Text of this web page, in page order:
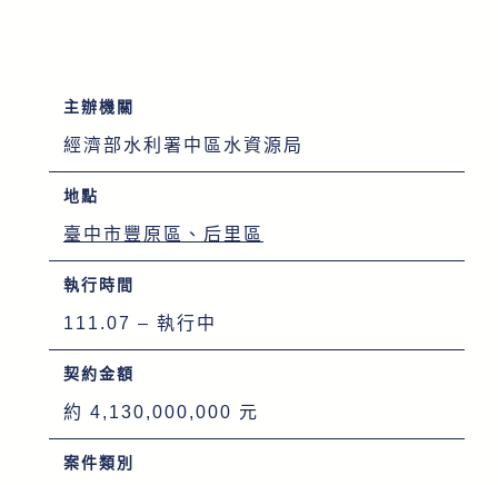
主辦機關
經濟部水利署中區水資源局
地點
臺中市豐原區、后里區
執行時間
111.07 – 執行中
契約金額
約 4,130,000,000 元
案件類別